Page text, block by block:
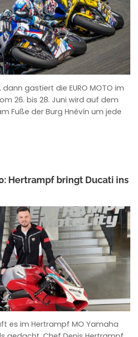
gastiert die EURO MOTO im
26. bis 28. Juni wird auf dem
Fuße der Burg Hněvín um jede
Hertrampf bringt Ducati ins
es im Hertrampf MO Yamaha